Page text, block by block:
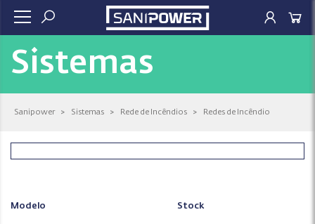
Sistemas
Sanipower > Sistemas > Rede de Incêndios > Redes de Incêndio
Modelo Stock